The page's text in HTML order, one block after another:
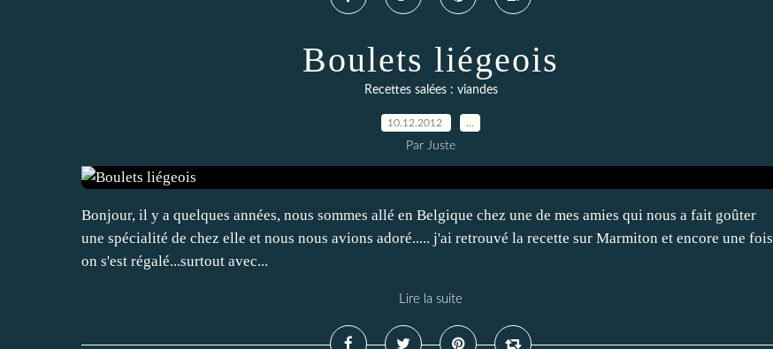
Boulets liégeois
Recettes salées : viandes
10.12.2012
Par Juste
Bonjour, il y a quelques années, nous sommes allé en Belgique chez une de mes amies qui nous a fait goûter
une spécialité de chez elle et nous nous avions adoré..... j'ai retrouvé la recette sur Marmiton et encore une fois
on s'est régalé...surtout avec...
Lire la suite